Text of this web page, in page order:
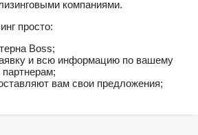
компаниями.
просто:
Boss;
и всю информацию по вашему
вам свои предложения;